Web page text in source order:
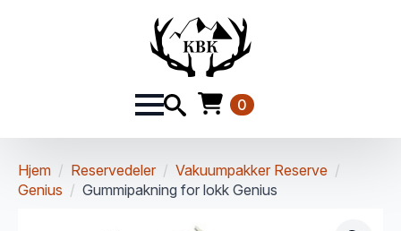
0
Hjem Reservedeler
Vakuumpakker Reserve
Genius
Gummipakning for lokk Genius